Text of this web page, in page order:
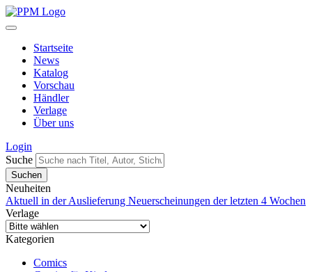
Startseite
News
Katalog
Vorschau
Händler
Verlage
Über uns
Login
Suche
Neuheiten
Aktuell in der Auslieferung Neuerscheinungen der letzten 4 Wochen
Verlage
Kategorien
Comics